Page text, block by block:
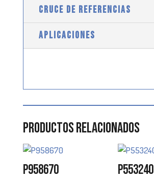
CRUCE DE REFERENCIAS
APLICACIONES
Productos relacionados
P958670 P553240